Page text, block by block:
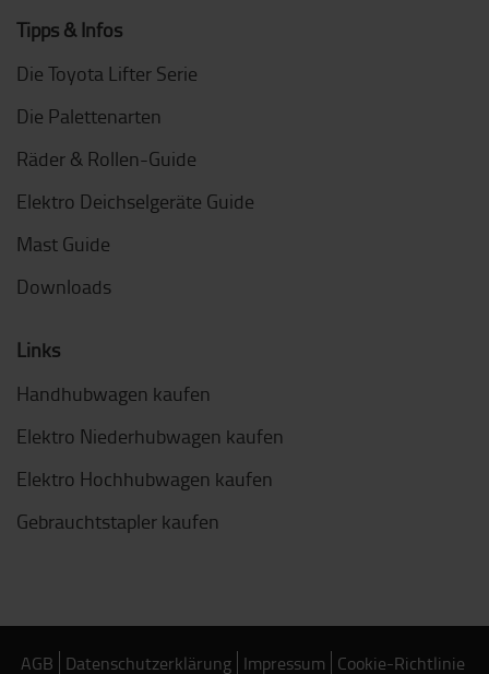
Tipps & Infos
Die Toyota Lifter Serie
Die Palettenarten
Räder & Rollen-Guide
Elektro Deichselgeräte Guide
Mast Guide
Downloads
Links
Handhubwagen kaufen
Elektro Niederhubwagen kaufen
Elektro Hochhubwagen kaufen
Gebrauchtstapler kaufen
AGB Datenschutzerklärung Impressum Cookie-Richtlinie